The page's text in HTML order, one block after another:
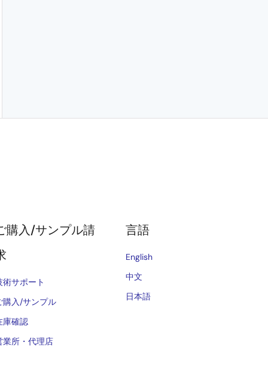
購入/サンプル請
術サポート
購入/サンプル
庫確認
業所・代理店
言語
English
中文
日本語